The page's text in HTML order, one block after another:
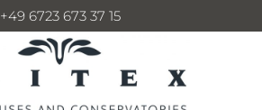
+49 6723 673 37 15